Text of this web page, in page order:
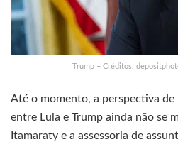
Trump – Créditos:
Até o momento, a perspectiva de
entre Lula e Trump ainda não se
Itamaraty e a assessoria de